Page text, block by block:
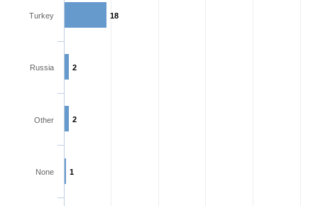
18
2
2
1
Turkey
Russia
Other
None